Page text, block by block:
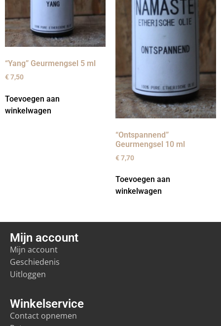
“Yang” Geurmengsel 5 ml
€7,50
Toevoegen aan
winkelwagen
“Ontspannend”
Geurmengsel 10 ml
€7,70
Toevoegen aan
winkelwagen
Winkelservice
Contact opnemen
Mijn account
Mijn account
Geschiedenis
Uitloggen